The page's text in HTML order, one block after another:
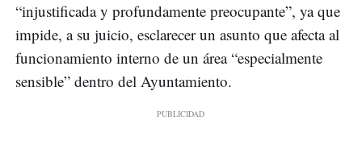
“injustificada y profundamente preocupante”, ya que
impide, a su juicio, esclarecer un asunto que afecta al
funcionamiento interno de un área “especialmente
sensible” dentro del Ayuntamiento.